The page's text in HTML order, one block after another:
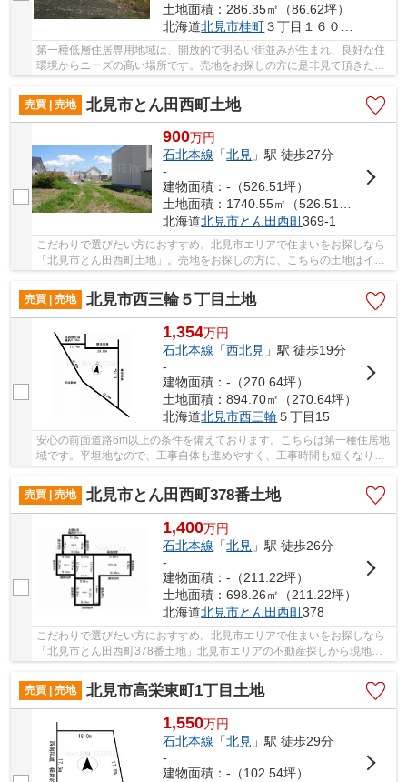
土地面積：286.35㎡（86.62坪）
北海道北見市桂町３丁目１６０番８０
第一種低層住居専用地域は、開放的で明るい街並みが生まれ、良好な住
環境からニーズの高い場所です。売地をお探しの方に是非見て頂きたい
イチオシの土地です。この土地の価格は690万円...
売買 | 売地
北見市とん田西町土地
900万円
石北本線 「北見 」駅 徒歩27分
-
建物面積：-（526.51坪）
土地面積：1740.55㎡（526.51坪）
北海道北見市とん田西町369-1
こだわりで選びたい方におすすめ。北見市エリアで住まいをお探しなら
「北見市とん田西町土地」。売地をお探しの方に、こちらの土地はイチ
売買 | 売地
北見市西三輪５丁目土地
1,354万円
石北本線 「西北見 」駅 徒歩19分
-
建物面積：-（270.64坪）
土地面積：894.70㎡（270.64坪）
北海道北見市西三輪 ５丁目15
安心の前面道路6m以上の条件を備えております。こちらは第一種住居地
域です。平坦地なので、工事自体も進めやすく、工事時間も短くなりや
売買 | 売地
北見市とん田西町378番土地
1,400万円
石北本線 「北見 」駅 徒歩26分
-
建物面積：-（211.22坪）
土地面積：698.26㎡（211.22坪）
北海道北見市とん田西町378
こだわりで選びたい方におすすめ。北見市エリアで住まいをお探しなら
「北見市とん田西町378番土地」北見市エリアの不動産探しから現地見
売買 | 売地
北見市高栄東町1丁目土地
1,550万円
石北本線 「北見 」駅 徒歩29分
-
建物面積：-（102.54坪）